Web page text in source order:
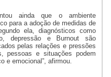
ainda que o ambiente
para a adoção de medidas de
ela, diagnósticos como
depressão e Burnout são
pelas relações e pressões
pessoas e situações podem
e emocional”, afirmou.